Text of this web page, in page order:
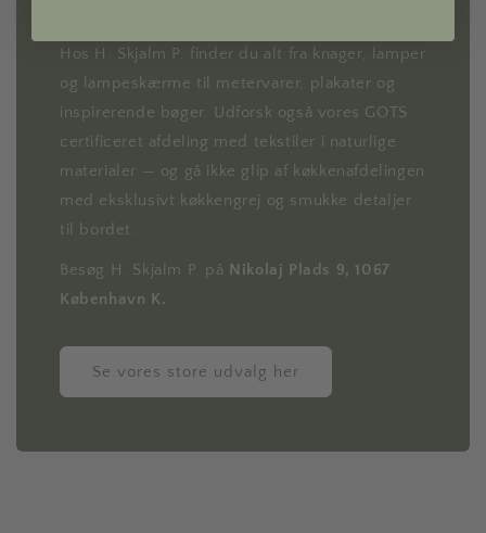
Hos H. Skjalm P. finder du alt fra knager, lamper
og lampeskærme til metervarer, plakater og
inspirerende bøger. Udforsk også vores GOTS
certificeret afdeling med tekstiler i naturlige
materialer — og gå ikke glip af køkkenafdelingen
med eksklusivt køkkengrej og smukke detaljer
til bordet.
Besøg H. Skjalm P. på Nikolaj Plads 9, 1067
København K.
Se vores store udvalg her